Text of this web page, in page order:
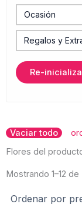
Gerberas
Girasoles
Hortensias
Margaritas
Arreglo
Bouquet
Caja
Canasta
Jarrón
Ocasión
Baby
Boda y XV
Caballeros
Funeral
Regalos y
Accesorios
Canastas
Globos
Re-
Vaciar todo
Flores del
Mostrando 1–12